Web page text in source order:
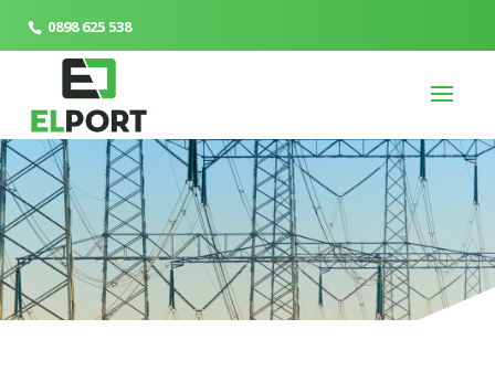
0898 625 538